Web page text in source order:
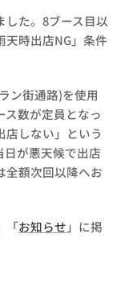
た。8ブース目以
天時出店NG」条件
ン街通路)を使用
ス数が定員となっ
しない」という
が悪天候で出店
全額次回以降へお
「お知らせ」に掲